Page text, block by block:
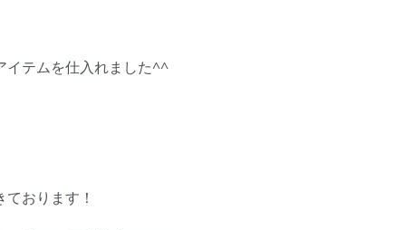
イテムを仕入れました^^
おります！